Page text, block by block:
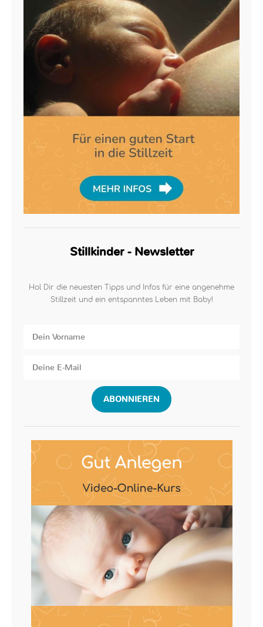
Stillkinder - Newsletter
Hol Dir die neuesten Tipps und Infos für eine angenehme
Stillzeit und ein entspanntes Leben mit Baby!
ABONNIEREN